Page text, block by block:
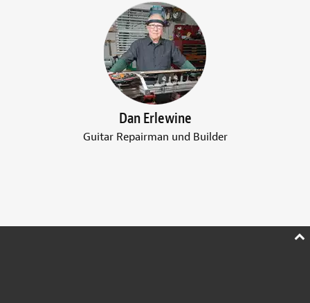
Dan Erlewine
Guitar Repairman und Builder